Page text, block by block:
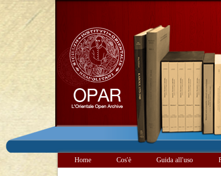
Home Cos'è Guida all'uso